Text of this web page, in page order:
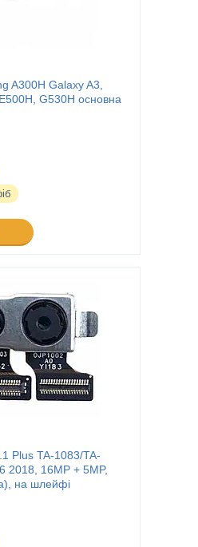
A300H Galaxy A3,
G530H основна
Plus TA-1083/TA-
2018, 16MP + 5MP,
на шлейфі